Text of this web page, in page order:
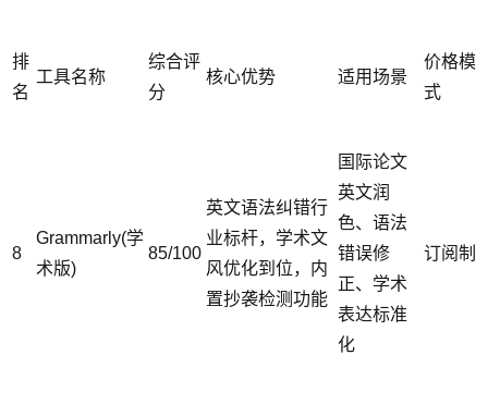
排
名
工具名称
综合评
分
核心优势 适用场景
价格模
式
8
Grammarly(学
术版)
85/100
英文语法纠错行
业标杆，学术文
风优化到位，内
置抄袭检测功能
国际论文
英文润
色、语法
错误修
正、学术
表达标准
化
订阅制